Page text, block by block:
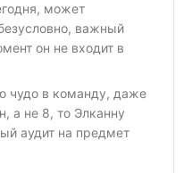
может
важный
он не входит в
чудо в команду, даже
а не 8, то Элканну
аудит на предмет